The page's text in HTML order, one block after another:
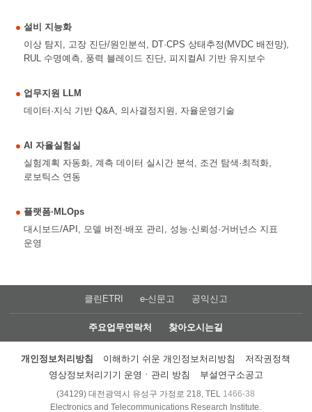
설비 지능화
이상 탐지, 고장 진단/원인분석, DT·CPS 상태추정(MVDC 배전망),
RUL 수명예측, 풍력 블레이드 진단, 피지컬AI 기반 유지보수
업무지원 LLM
데이터·지식 기반 Q&A, 의사결정지원, 자율운영기술
AI 자율실험실
실험계획 자동화, 계측 데이터 실시간 분석, 조건 탐색·최적화,
로보틱스 연동
플랫폼·MLOps
대시보드/API, 모델 버전·배포 관리, 성능·신뢰성·거버넌스 지표
운영
클린ETRI e-신문고 공익신고
주요업무연락처 찾아오시는길
개인정보처리방침 이해하기 쉬운 개인정보처리방침
저작권정책
영상정보처리기기 운영ㆍ관리 방침
부설연구소공고
(34129) 대전광역시 유성구 가정로 218, TEL 1466-38
Electronics and Telecommunications Research Institute.